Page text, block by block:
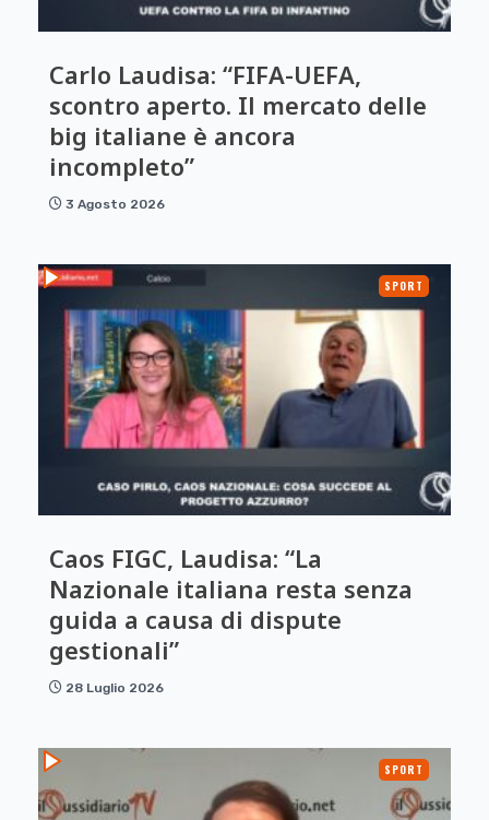
Carlo Laudisa: “FIFA-UEFA,
scontro aperto. Il mercato delle
big italiane è ancora
incompleto”
3 Agosto 2026
SPORT
Caos FIGC, Laudisa: “La
Nazionale italiana resta senza
guida a causa di dispute
gestionali”
28 Luglio 2026
SPORT